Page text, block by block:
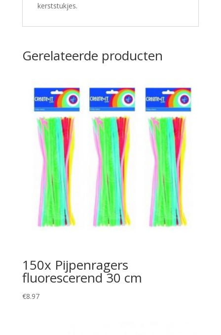
kerststukjes.
Gerelateerde producten
150x Pijpenragers
fluorescerend 30 cm
€8.97